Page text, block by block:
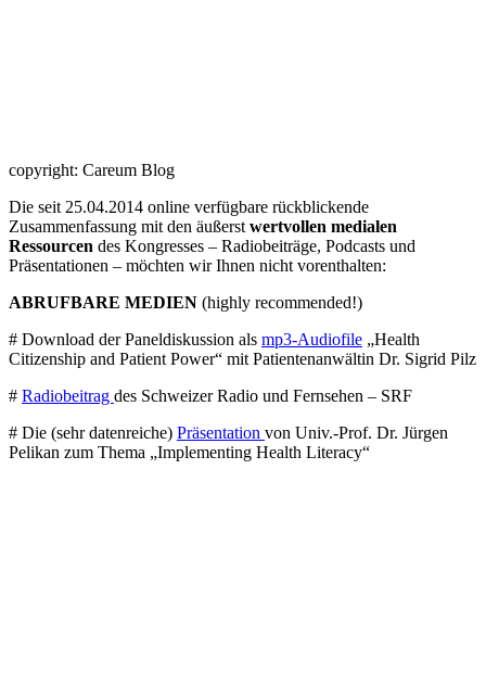
copyright: Careum Blog
Die seit 25.04.2014 online verfügbare rückblickende
Zusammenfassung mit den äußerstwertvollen medialen
Ressourcen des Kongresses – Radiobeiträge, Podcasts und
Präsentationen – möchten wir Ihnen nicht vorenthalten:
ABRUFBARE MEDIEN (highly recommended!)
# Download der Paneldiskussion als mp3-Audiofile „Health
Citizenship and Patient Power“ mit Patientenanwältin Dr. Sigrid Pilz
# Radiobeitrag des Schweizer Radio und Fernsehen – SRF
# Die (sehr datenreiche) Präsentation von Univ.-Prof. Dr. Jürgen
Pelikan zum Thema „Implementing Health Literacy“